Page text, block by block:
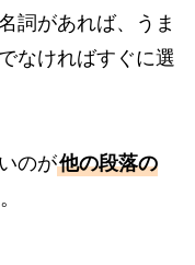
詞があれば、うま
なければすぐに選
のが他の段落の